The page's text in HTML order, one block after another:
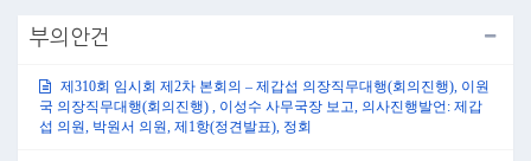
부의안건
제310회 임시회 제2차 본회의 – 제갑섭 의장직무대행(회의진행), 이원
국 의장직무대행(회의진행) , 이성수 사무국장 보고, 의사진행발언: 제갑
섭 의원, 박원서 의원, 제1항(정견발표), 정회